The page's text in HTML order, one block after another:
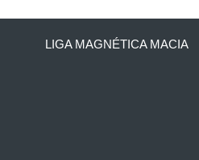
LIGA MAGNÉTICA MACIA